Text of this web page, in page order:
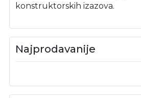
konstruktorskih izazova.
Najprodavanije